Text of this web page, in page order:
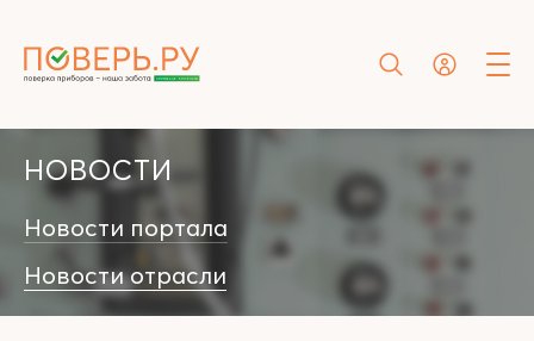
НОВОСТИ
Новости портала
Новости отрасли